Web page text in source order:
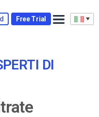
Free Trial
DI